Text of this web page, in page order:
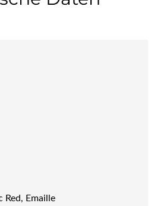
Red, Emaille